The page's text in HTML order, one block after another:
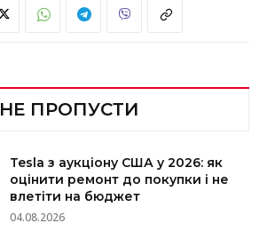
НЕ ПРОПУСТИ
Tesla з аукціону США у 2026: як
оцінити ремонт до покупки і не
влетіти на бюджет
04.08.2026